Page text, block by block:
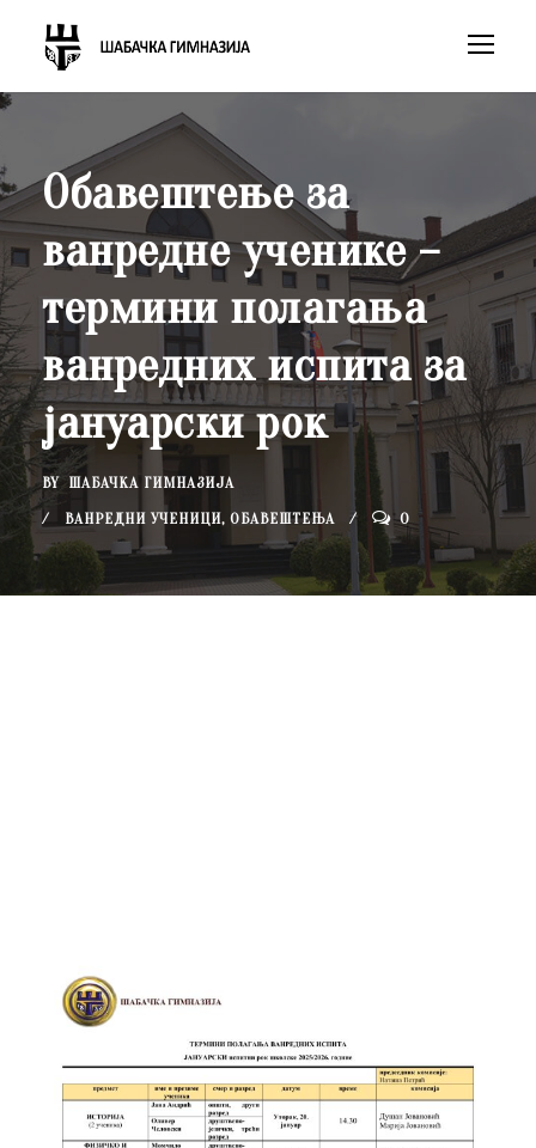
Обавештење за
ванредне ученике –
термини полагања
ванредних испита за
јануарски рок
BY ШАБАЧКА ГИМНАЗИЈА
ВАНРЕДНИ УЧЕНИЦИ, ОБАВЕШТЕЊА 0